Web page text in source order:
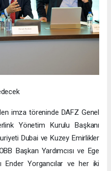
imza töreninde DAFZ Genel
Yönetim Kurulu Başkanı
Dubai ve Kuzey Emirlikler
Başkan Yardımcısı ve Ege
Ender Yorgancılar ve her iki